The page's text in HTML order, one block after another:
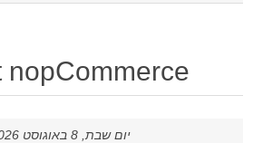
Notebooks
Cell phones
Shoes
Digital downloads
nopCommerce
יום שבת, 8 באוגוסט 2026